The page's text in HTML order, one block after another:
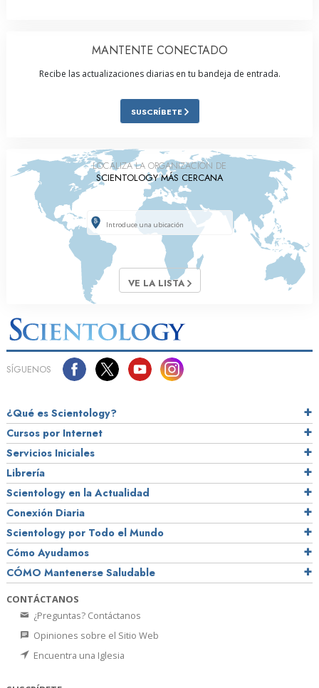
MANTENTE CONECTADO
Recibe las actualizaciones diarias en tu bandeja de entrada.
SUSCRÍBETE
LOCALIZA LA ORGANIZACIÓN DE
SCIENTOLOGY MÁS CERCANA
VE LA LISTA
SÍGUENOS
¿Qué es Scientology?
Cursos por Internet
Servicios Iniciales
Librería
Scientology en la Actualidad
Conexión Diaria
Scientology por Todo el Mundo
Cómo Ayudamos
CÓMO Mantenerse Saludable
CONTÁCTANOS
¿Preguntas? Contáctanos
Opiniones sobre el Sitio Web
Encuentra una Iglesia